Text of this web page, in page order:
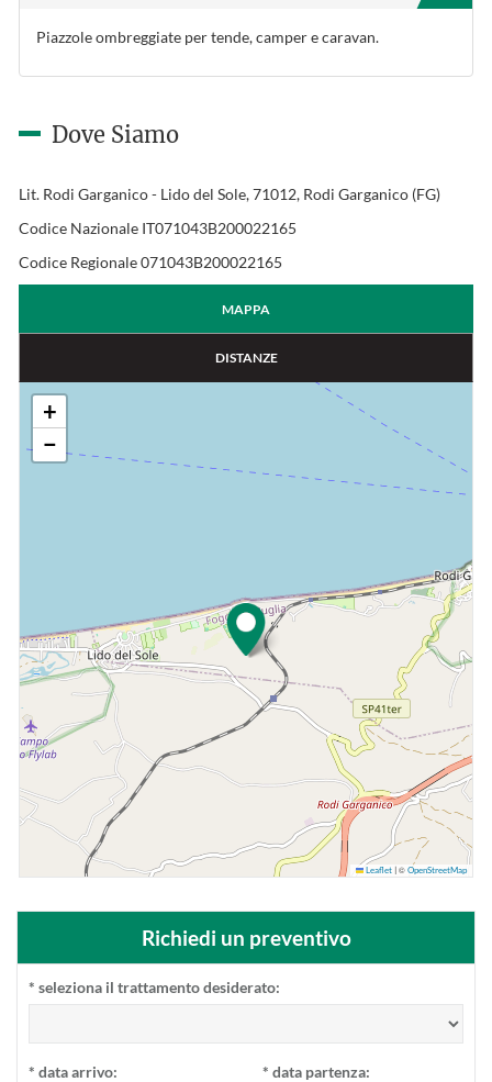
Piazzole ombreggiate per tende, camper e caravan.
Dove Siamo
Lit. Rodi Garganico - Lido del Sole, 71012, Rodi Garganico (FG)
Codice Nazionale IT071043B200022165
Codice Regionale 071043B200022165
MAPPA
DISTANZE
+
−
Leaflet © OpenStreetMap
Richiedi un preventivo
* seleziona il trattamento desiderato:
* data arrivo: * data partenza: